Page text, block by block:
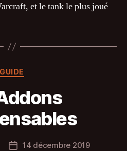
et le tank le plus joué
Catégories
GUIDE
Date14 décembre 2019